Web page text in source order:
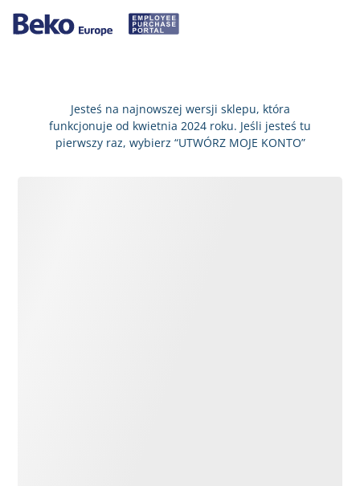
Jesteś na najnowszej wersji sklepu, która
funkcjonuje od kwietnia 2024 roku. Jeśli jesteś tu
pierwszy raz, wybierz “UTWÓRZ MOJE KONTO”